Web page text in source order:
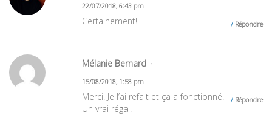
22/07/2018, 6:43 pm
Répondre
Certainement!
Mélanie Bernard
15/08/2018, 1:58 pm
Répondre
Merci! Je l’ai refait et ça a fonctionné.
Un vrai régal!